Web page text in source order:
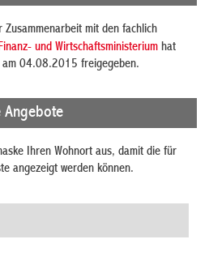
Zusammenarbeit mit den fachlich
und Wirtschaftsministerium hat
am 04.08.2015 freigegeben.
Angebote
Ihren Wohnort aus, damit die für
angezeigt werden können.